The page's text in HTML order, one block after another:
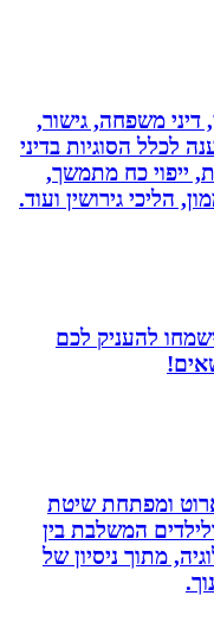
משפחה, גישור,
הסוגיות בדיני
כח מתמשך,
גירושין ועוד.
להעניק לכם
ומפתחת שיטת
המשלבת בין
מתוך ניסיון של